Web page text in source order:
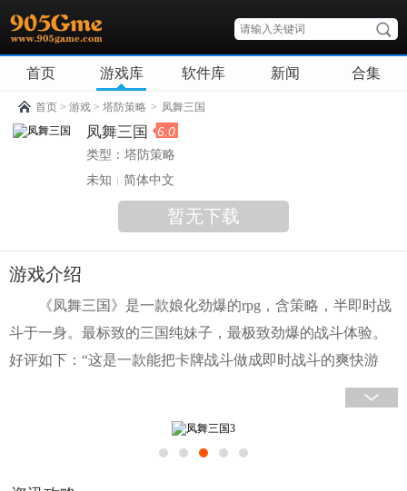
首页 游戏库 软件库 新闻 合集
首页 > 游戏 > 塔防策略 > 凤舞三国
凤舞三国 6.0
类型： 塔防策略
未知
简体中文
暂无下载
游戏介绍
《凤舞三国》是一款娘化劲爆的rpg，含策略，半即时战
斗于一身。最标致的三国纯妹子，最极致劲爆的战斗体验。
好评如下：“这是一款能把卡牌战斗做成即时战斗的爽快游
戏”“这是一款拥有万千魅力女体的策略战斗游戏” 超乎渣渣卡